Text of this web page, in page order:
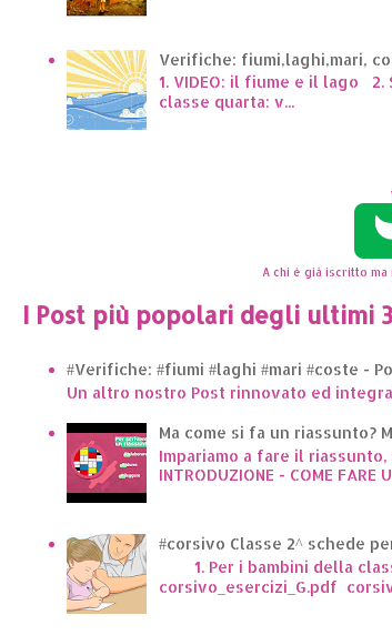
Verifiche: fiumi,laghi,mari,
1. VIDEO: il fiume e il lago
classe quarta: v...
A chi è già iscritto
I Post più popolari degli ultimi
#Verifiche: #fiumi #laghi #mari #coste -
Un altro nostro Post rinnovato ed
Ma come si fa un riassunto?
Impariamo a fare il
INTRODUZIONE - COME FARE
#corsivo Classe 2^ schede
1. Per i bambini della
corsivo_esercizi_G.pdf